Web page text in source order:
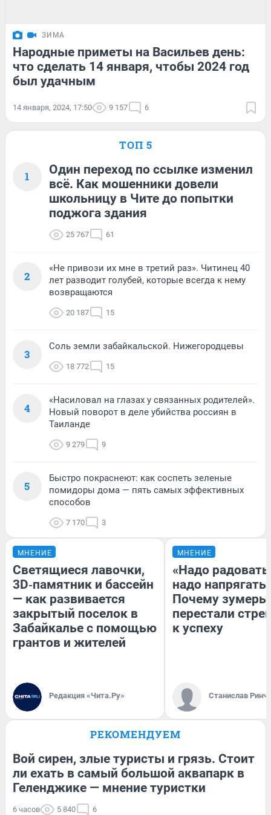
ЗИМА
Народные приметы на Васильев день:
что сделать 14 января, чтобы 2024 год
был удачным
14 января, 2024, 17:50 9 157 6
ТОП 5
1
Один переход по ссылке изменил
всё. Как мошенники довели
школьницу в Чите до попытки
поджога здания
25 767 61
2
«Не привози их мне в третий раз». Читинец 40
лет разводит голубей, которые всегда к нему
возвращаются
20 187 15
3
Соль земли забайкальской. Нижегородцевы
18 772 15
4
«Насиловал на глазах у связанных родителей».
Новый поворот в деле убийства россиян в
Таиланде
9 279 9
5
Быстро покраснеют: как соспеть зеленые
помидоры дома — пять самых эффективных
способов
7 170 3
МНЕНИЕ
Светящиеся лавочки,
3D‑памятник и бассейн
— как развивается
закрытый поселок в
Забайкалье с помощью
грантов и жителей
Редакция «Чита.Ру»
МНЕНИЕ
«Надо
надо
Почему зумеры
перестали
к успеху
Станислав
РЕКОМЕНДУЕМ
Вой сирен, злые туристы и грязь. Стоит
ли ехать в самый большой аквапарк в
Геленджике — мнение туристки
6 часов 5 840 6